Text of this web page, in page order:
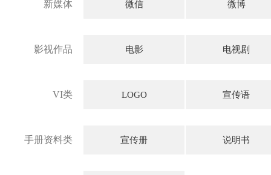
新媒体 微信 微博
影视作品 电影 电视剧
VI类 LOGO 宣传语
手册资料类 宣传册 说明书